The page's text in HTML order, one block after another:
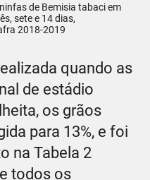
de Bemisia tabaci em
sete e 14 dias,
2018-2019
quando as
de estádio
os grãos
para 13%, e foi
na Tabela 2
todos os